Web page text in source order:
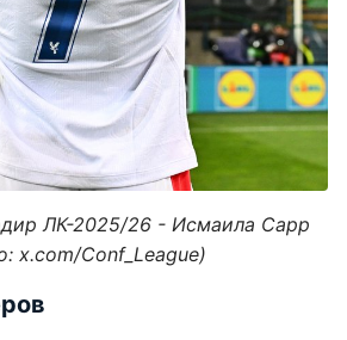
ЛК-2025/26 - Исмаила Сарр
x.com/Conf_League)